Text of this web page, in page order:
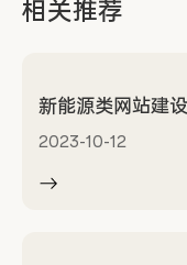
相关推荐
新能源类网站建
2023-10-12